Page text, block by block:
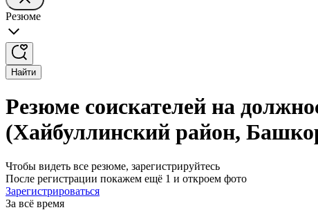
Резюме
Найти
Резюме соискателей на
(Хайбуллинский район,
Чтобы видеть все резюме, зарегистрируйтесь
После регистрации покажем ещё 1 и откроем фото
Зарегистрироваться
За всё время